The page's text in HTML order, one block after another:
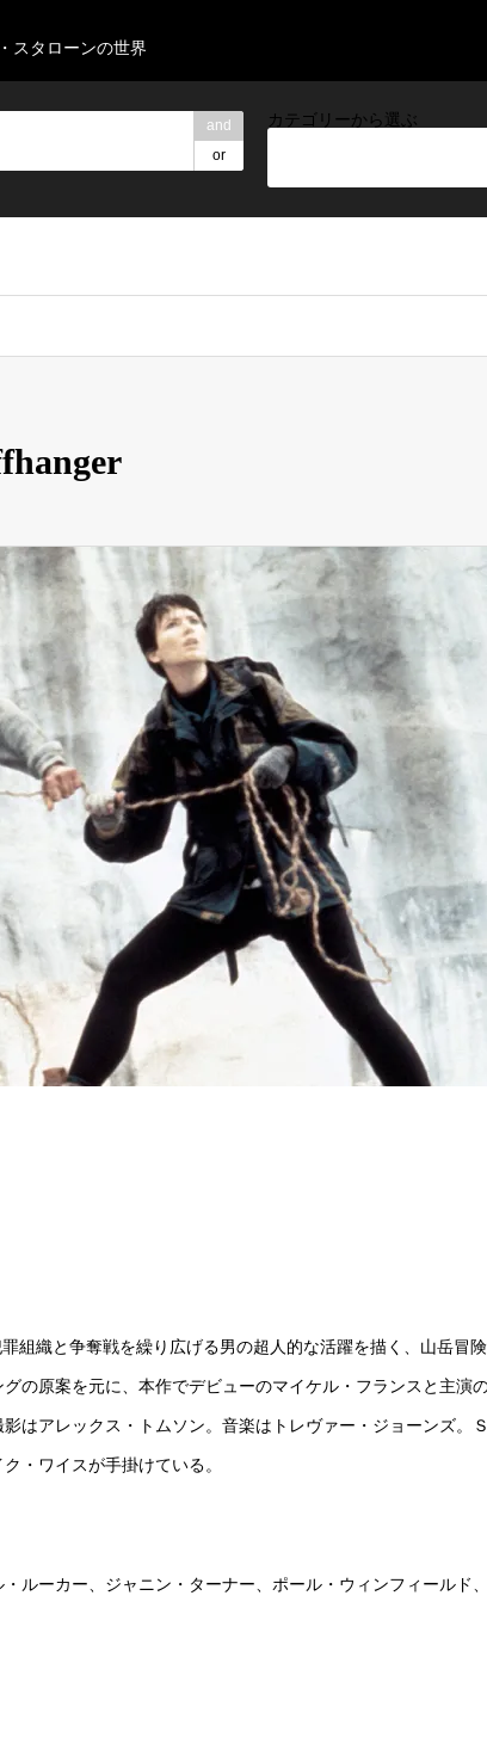
スタローンの世界
and
or
カテゴリーから選ぶ
組織と争奪戦を繰り広げる男の超人的な活躍を描く、山岳冒
の原案を元に、本作でデビューのマイケル・フランスと主演
はアレックス・トムソン。音楽はトレヴァー・ジョーンズ。
・ワイスが手掛けている。
ルーカー、ジャニン・ターナー、ポール・ウィンフィールド